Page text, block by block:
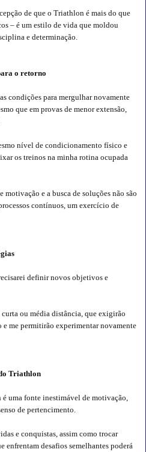
de que o Triathlon é mais do que
– é um estilo de vida que moldou
e determinação.
o retorno
condições para mergulhar novamente
que em provas de menor extensão,
nível de condicionamento físico e
os treinos na minha rotina ocupada
motivação e a busca de soluções não são
contínuos, um exercício de
definir novos objetivos e
curta ou média distância, que exigirão
e me permitirão experimentar novamente
Triathlon
uma fonte inestimável de motivação,
de pertencimento.
e conquistas, assim como trocar
enfrentam desafios semelhantes poderá